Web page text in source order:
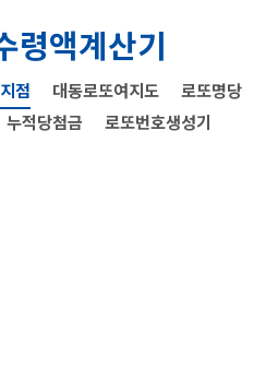
령액계산기
점 대동로또여지도
로또명당
누적당첨금 로또번호생성기